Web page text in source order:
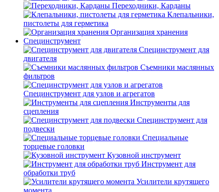
Переходники, Карданы
Клепальники,
пистолеты для герметика
Организация хранения
Специнструмент
Специнструмент для
двигателя
Съемники маслянных
фильтров
Специнструмент для узлов и агрегатов
Инструменты для
сцепления
Специнструмент для
подвески
Специальные
торцевые головки
Кузовной инструмент
Инструмент для
обработки труб
Усилители крутящего
момента